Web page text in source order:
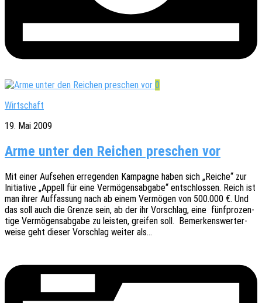
0
Wirtschaft
19. Mai 2009
Arme unter den Reichen preschen vor
Mit einer Aufse­hen erre­gen­den Kampa­gne haben sich „Reiche“ zur
Initia­ti­ve „Appell für eine Vermö­gens­ab­ga­be“ entschlos­sen. Reich ist
man ihrer Auffas­sung nach ab einem Vermö­gen von 500.000 €. Und
das soll auch die Grenze sein, ab der ihr Vorschlag, eine fünf­pro­zen­
ti­ge Vermö­gens­ab­ga­be zu leis­ten, grei­fen soll. Bemer­kens­wer­ter­
wei­se geht dieser Vorschlag weiter als…